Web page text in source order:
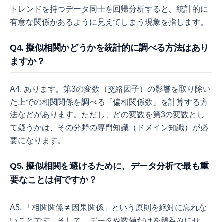
トレンドを持つデータ同士を回帰分析すると、統計的に
有意な関係があるように見えてしまう現象を指します。
Q4. 擬似相関かどうかを統計的に調べる方法はあり
ますか？
A4. あります。第3の変数（交絡因子）の影響を取り除い
た上での相関関係を調べる「偏相関係数」を計算する方
法などがあります。ただし、どの変数を第3の変数とし
て疑うかは、その分野の専門知識（ドメイン知識）が必
要になります。
Q5. 擬似相関を避けるために、データ分析で最も重
要なことは何ですか？
A5. 「相関関係 ≠ 因果関係」という原則を絶対に忘れな